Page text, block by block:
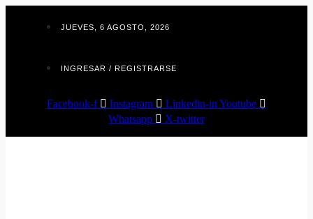
JUEVES, 6 AGOSTO, 2026
INGRESAR / REGISTRARSE
Facebook-f Instagram Linkedin-in Youtube
Whatsapp
X-twitter